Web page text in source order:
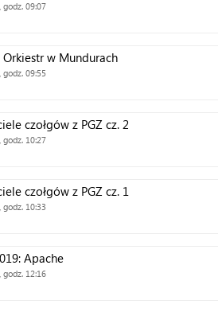
godz. 09:07
Orkiestr w Mundurach
godz. 09:55
czołgów z PGZ cz. 2
godz. 10:27
czołgów z PGZ cz. 1
godz. 10:33
Apache
godz. 12:16